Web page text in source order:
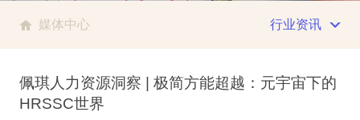
媒体中心 行业资讯
佩琪人力资源洞察 | 极简方能超越：元宇宙下的
HRSSC世界